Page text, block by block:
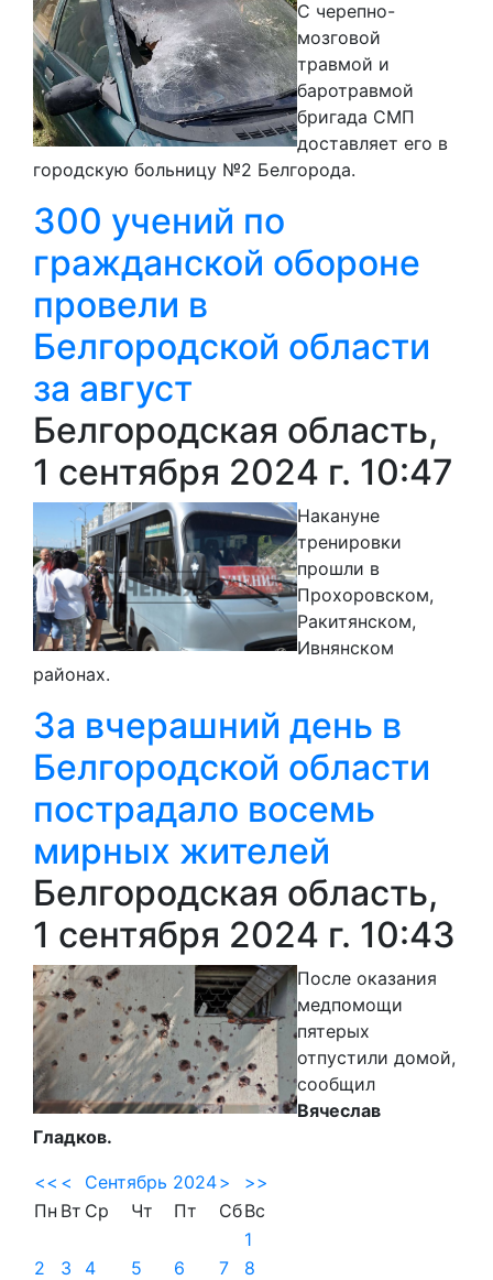
С черепно-
мозговой
травмой и
баротравмой
бригада СМП
доставляет его в
городскую больницу №2 Белгорода.
300 учений по
гражданской обороне
провели в
Белгородской области
за август
Белгородская область,
1 сентября 2024 г. 10:47
Накануне
тренировки
прошли в
Прохоровском,
Ракитянском,
Ивнянском
районах.
За вчерашний день в
Белгородской области
пострадало восемь
мирных жителей
Белгородская область,
1 сентября 2024 г. 10:43
После оказания
медпомощи
пятерых
отпустили домой,
сообщил
Вячеслав
Гладков.
<< < Сентябрь 2024>
>>
Пн Вт Ср Чт Пт СбВс
1
2
3 4 5 6 7
8